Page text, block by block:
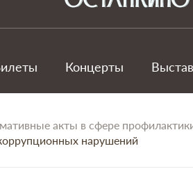
Концерты
акты в сфере
нарушений